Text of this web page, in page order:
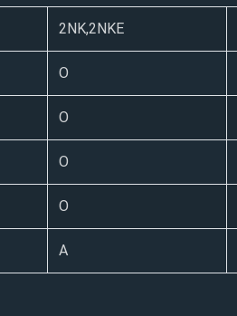
2NK,2NKE
O
O
O
O
A